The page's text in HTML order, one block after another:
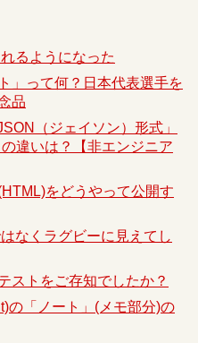
るようになった
」って何？日本代表選手を
品
（ジェイソン）形式」
違いは？【非エンジニア
をどうやって公開す
なくラグビーに見えてし
ストをご存知でしたか？
の「ノート」(メモ部分)の